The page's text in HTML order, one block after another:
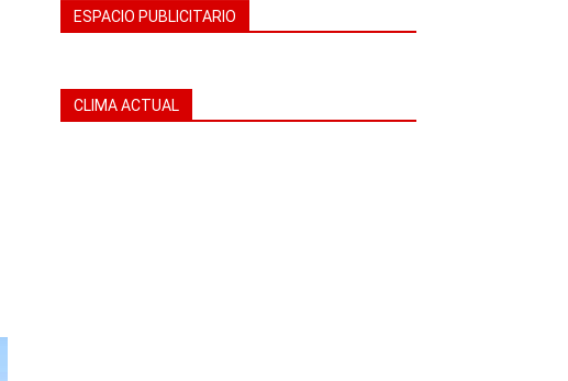
ESPACIO PUBLICITARIO
CLIMA ACTUAL